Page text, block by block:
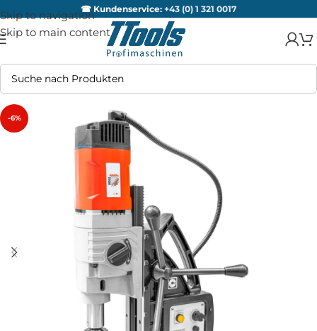
Skip to navigation
Skip to main content
☎ Kundenservice: +43 (0) 1 321 0017
-6%